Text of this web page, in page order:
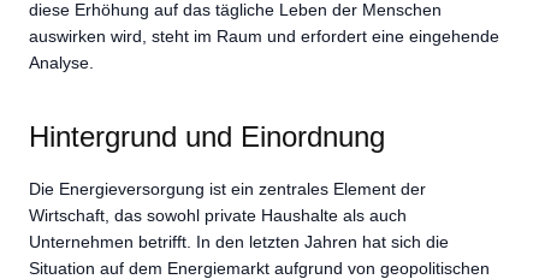
diese Erhöhung auf das tägliche Leben der Menschen
auswirken wird, steht im Raum und erfordert eine eingehende
Analyse.
Hintergrund und Einordnung
Die Energieversorgung ist ein zentrales Element der
Wirtschaft, das sowohl private Haushalte als auch
Unternehmen betrifft. In den letzten Jahren hat sich die
Situation auf dem Energiemarkt aufgrund von geopolitischen